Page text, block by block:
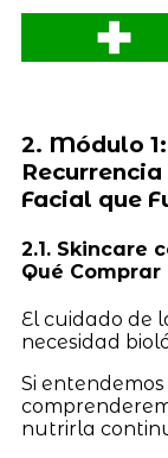
2. Módulo
Facial que
2.1. Skincare
Qué Comprar
El cuidado de
necesidad
Si
nutrirla